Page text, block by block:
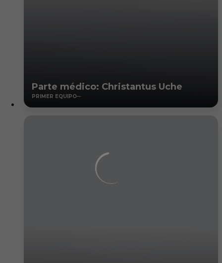
Parte médico: Christantus Uche
PRIMER EQUIPO